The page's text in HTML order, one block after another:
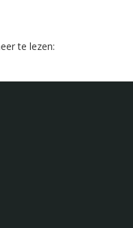
te lezen: